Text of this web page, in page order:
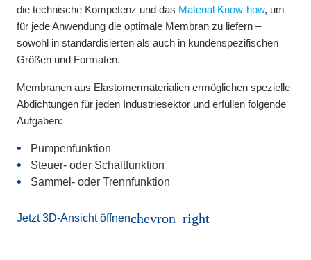
die technische Kompetenz und das Material Know-how, um
für jede Anwendung die optimale Membran zu liefern –
sowohl in standardisierten als auch in kundenspezifischen
Größen und Formaten.
Membranen aus Elastomermaterialien ermöglichen spezielle
Abdichtungen für jeden Industriesektor und erfüllen folgende
Aufgaben:
Pumpenfunktion
Steuer- oder Schaltfunktion
Sammel- oder Trennfunktion
Jetzt 3D-Ansicht öffnenchevron_right